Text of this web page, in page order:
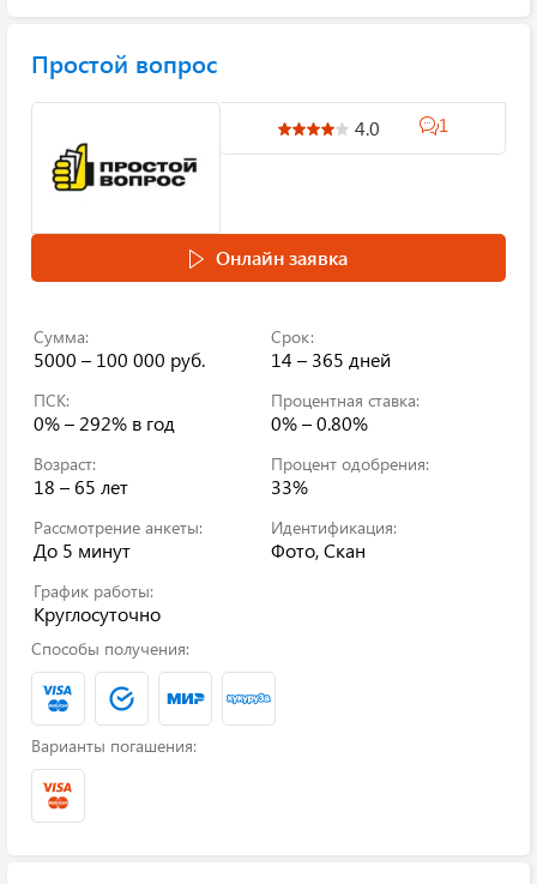
Простой вопрос
4.0 1
Онлайн заявка
Сумма:
5000 – 100 000 руб.
Срок:
14 – 365 дней
ПСК:
0% – 292% в год
Процентная ставка:
0% – 0.80%
Возраст:
18 – 65 лет
Процент одобрения:
33%
Рассмотрение анкеты:
До 5 минут
Идентификация:
Фото, Скан
График работы:
Круглосуточно
Способы получения:
Варианты погашения: